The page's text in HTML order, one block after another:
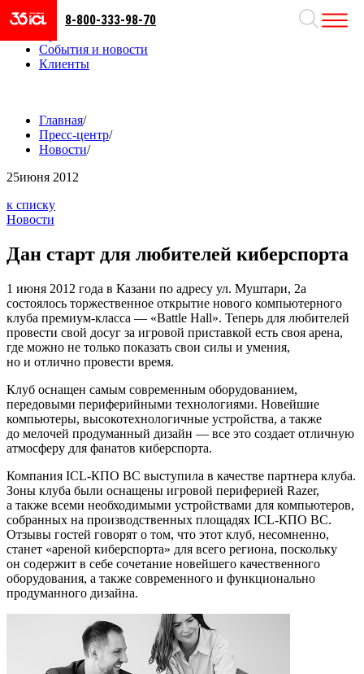
Направления
События и новости
Клиенты
8-800-333-98-70
Главная/
Пресс-центр/
Новости/
25июня 2012
к списку
Новости
Дан старт для любителей киберспорта
1 июня 2012 года в Казани по адресу ул. Муштари, 2а
состоялось торжественное открытие нового компьютерного
клуба премиум-класса — «Battle Hall». Теперь для любителей
провести свой досуг за игровой приставкой есть своя арена,
где можно не только показать свои силы и умения,
но и отлично провести время.
Клуб оснащен самым современным оборудованием,
передовыми периферийными технологиями. Новейшие
компьютеры, высокотехнологичные устройства, а также
до мелочей продуманный дизайн — все это создает отличную
атмосферу для фанатов киберспорта.
Компания ICL-КПО ВС выступила в качестве партнера клуба.
Зоны клуба были оснащены игровой периферией Razer,
а также всеми необходимыми устройствами для компьютеров,
собранных на производственных площадях ICL-КПО ВС.
Отзывы гостей говорят о том, что этот клуб, несомненно,
станет «ареной киберспорта» для всего региона, поскольку
он содержит в себе сочетание новейшего качественного
оборудования, а также современного и функционально
продуманного дизайна.